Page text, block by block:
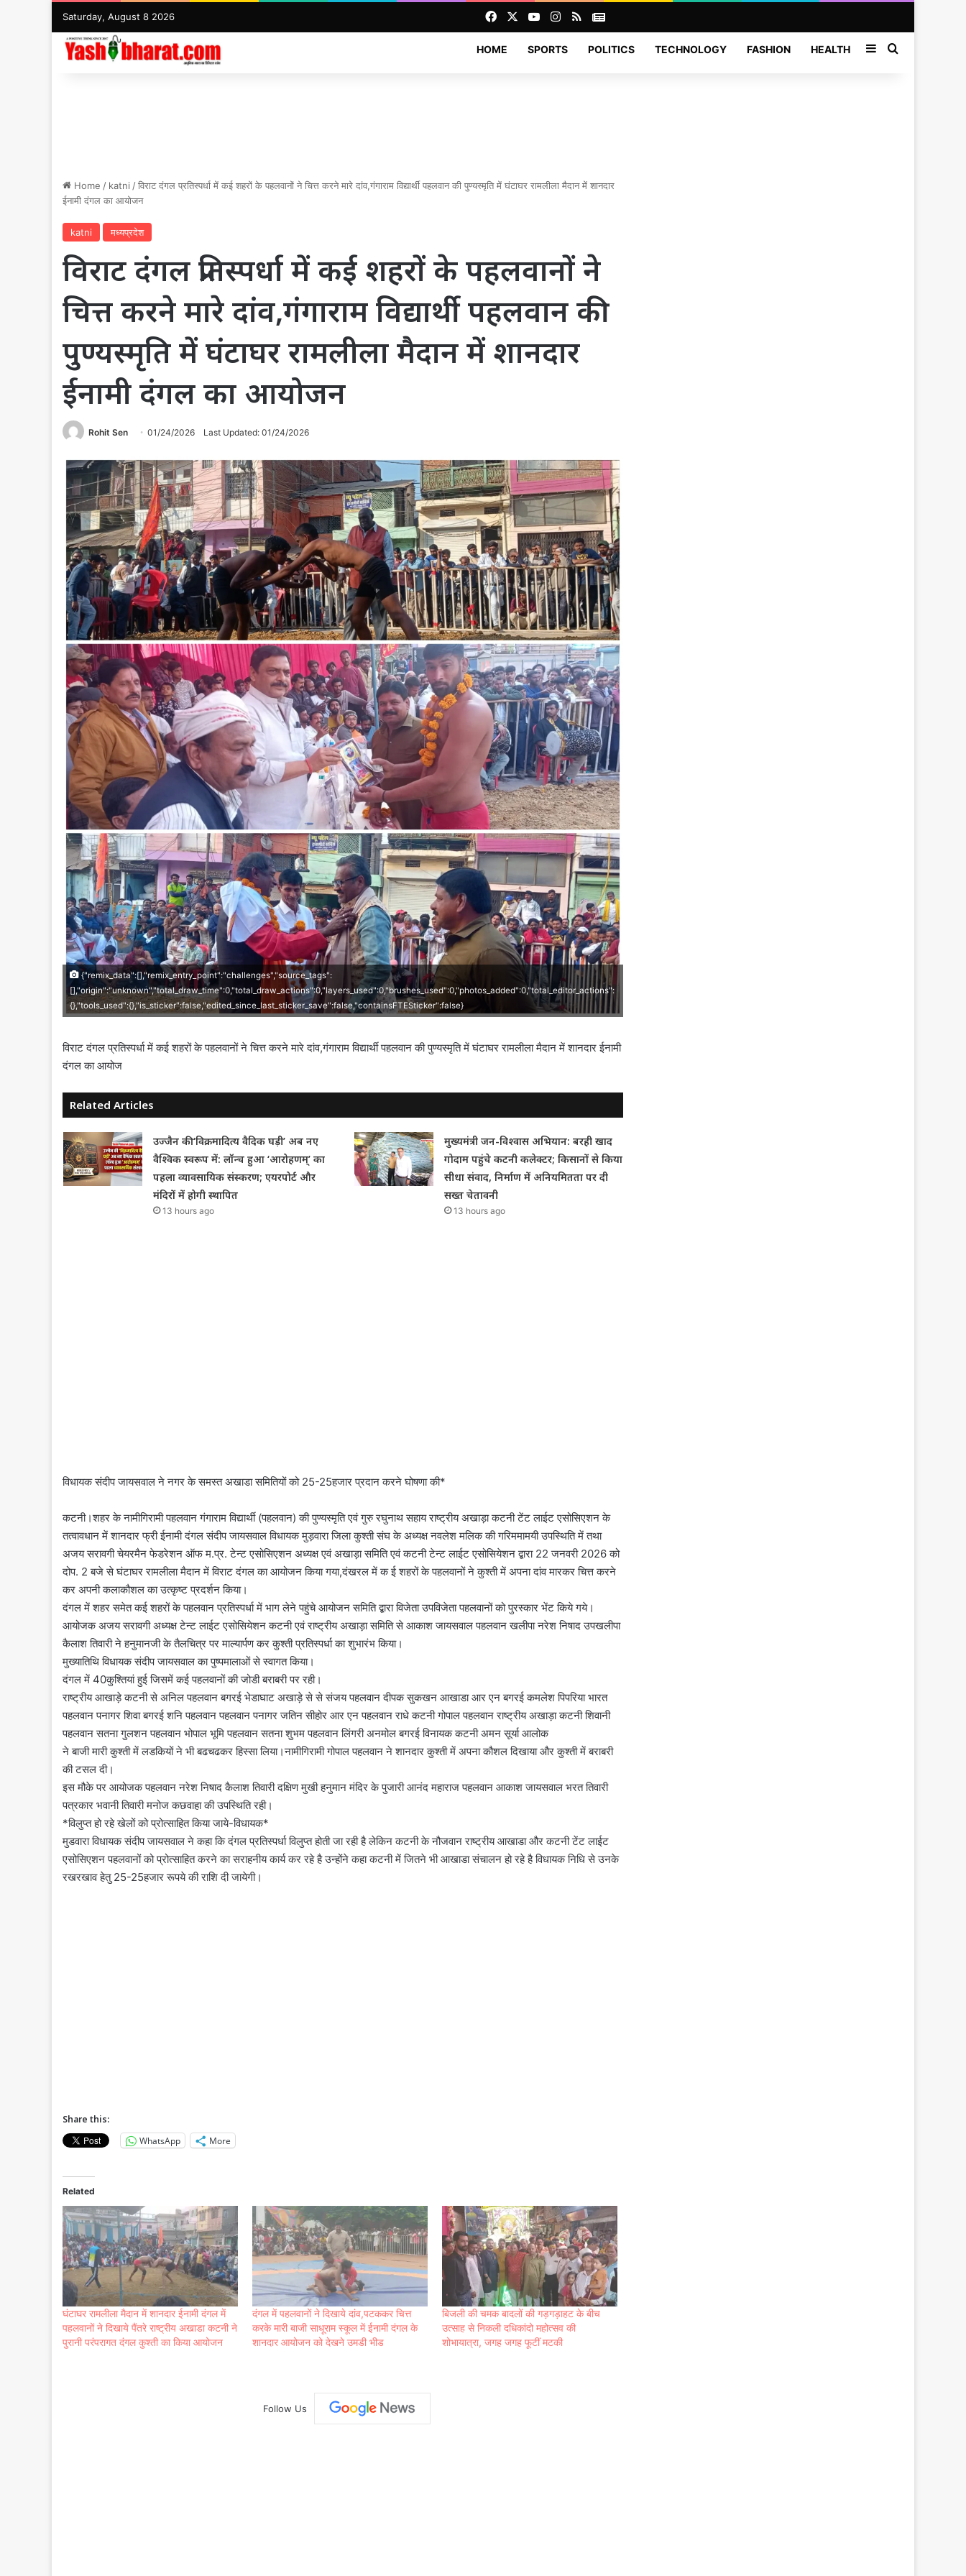
Saturday, August 8 2026 FacebookYouTubeInstagram
RSSNews
HOME SPORTS POLITICS TECHNOLOGY FASHION HEALTH SidebarSearch for
Home / katni /विराट दंगल प्रतिस्पर्धा में कई शहरों के पहलवानों ने चित्त करने मारे दांव,गंगाराम विद्यार्थी पहलवान की पुण्यस्मृति में घंटाघर रामलीला मैदान में शानदार
ईनामी दंगल का आयोजन
katni मध्यप्रदेश
विराट दंगल प्रतिस्पर्धा में कई शहरों के पहलवानों ने
चित्त करने मारे दांव,गंगाराम विद्यार्थी पहलवान की
पुण्यस्मृति में घंटाघर रामलीला मैदान में शानदार
ईनामी दंगल का आयोजन
Rohit Sen 01/24/2026 Last Updated: 01/24/2026
{"remix_data":[],"remix_entry_point":"challenges","source_tags":
[],"origin":"unknown","total_draw_time":0,"total_draw_actions":0,"layers_used":0,"brushes_used":0,"photos_added":0,"total_editor_actions":
{},"tools_used":{},"is_sticker":false,"edited_since_last_sticker_save":false,"containsFTESticker":false}
विराट दंगल प्रतिस्पर्धा में कई शहरों के पहलवानों ने चित्त करने मारे दांव,गंगाराम विद्यार्थी पहलवान की पुण्यस्मृति में घंटाघर रामलीला मैदान में शानदार ईनामी
दंगल का आयोज
Related Articles
उज्जैन की ‘विक्रमादित्य वैदिक घड़ी’ अब नए
वैश्विक स्वरूप में: लॉन्च हुआ ‘आरोहणम्’ का
पहला व्यावसायिक संस्करण; एयरपोर्ट और
मंदिरों में होगी स्थापित
13 hours ago
मुख्यमंत्री जन-विश्वास अभियान: बरही खाद
गोदाम पहुंचे कटनी कलेक्टर; किसानों से किया
सीधा संवाद, निर्माण में अनियमितता पर दी
सख्त चेतावनी
13 hours ago
विधायक संदीप जायसवाल ने नगर के समस्त अखाडा समितियों को 25-25हजार प्रदान करने घोषणा की*
कटनी।शहर के नामीगिरामी पहलवान गंगाराम विद्यार्थी (पहलवान) की पुण्यस्मृति एवं गुरु रघुनाथ सहाय राष्ट्रीय अखाड़ा कटनी टेंट लाईट एसोसिएशन के
तत्वावधान में शानदार फ्री ईनामी दंगल संदीप जायसवाल विधायक मुड़वारा जिला कुश्ती संघ के अध्यक्ष नवलेश मलिक की गरिममामयी उपस्थिति में तथा
अजय सरावगी चेयरमैन फेडरेशन ऑफ म.प्र. टेन्ट एसोसिएशन अध्यक्ष एवं अखाड़ा समिति एवं कटनी टेन्ट लाईट एसोसियेशन द्बारा 22 जनवरी 2026 को
दोप. 2 बजे से घंटाघर रामलीला मैदान में विराट दंगल का आयोजन किया गया,दंखरल में क ई शहरों के पहलवानों ने कुश्ती में अपना दांव मारकर चित्त करने
कर अपनी कलाकौशल का उत्कृष्ट प्रदर्शन किया।
दंगल में शहर समेत कई शहरों के पहलवान प्रतिस्पर्धा में भाग लेने पहुंचे आयोजन समिति द्बारा विजेता उपविजेता पहलवानों को पुरस्कार भेंट किये गये।
आयोजक अजय सरावगी अध्यक्ष टेन्ट लाईट एसोसियेशन कटनी एवं राष्ट्रीय अखाड़ा समिति से आकाश जायसवाल पहलवान खलीपा नरेश निषाद उपखलीपा
कैलाश तिवारी ने हनुमानजी के तैलचित्र पर माल्यार्पण कर कुश्ती प्रतिस्पर्धा का शुभारंभ किया।
मुख्यातिथि विधायक संदीप जायसवाल का पुष्पमालाओं से स्वागत किया।
दंगल में 40कुश्तियां हुई जिसमें कई पहलवानों की जोडी बराबरी पर रही।
राष्ट्रीय आखाड़े कटनी से अनिल पहलवान बगरई भेडाघाट अखाड़े से से संजय पहलवान दीपक सुकखन आखाडा आर एन बगरई कमलेश पिपरिया भारत
पहलवान पनागर शिवा बगरई शनि पहलवान पहलवान पनागर जतिन सीहोर आर एन पहलवान राधे कटनी गोपाल पहलवान राष्ट्रीय अखाड़ा कटनी शिवानी
पहलवान सतना गुलशन पहलवान भोपाल भूमि पहलवान सतना शुभम पहलवान लिंगरी अनमोल बगरई विनायक कटनी अमन सूर्या आलोक
ने बाजी मारी कुश्ती में लडकियों ने भी बढचढकर हिस्सा लिया।नामीगिरामी गोपाल पहलवान ने शानदार कुश्ती में अपना कौशल दिखाया और कुश्ती में बराबरी
की टसल दी।
इस मौके पर आयोजक पहलवान नरेश निषाद कैलाश तिवारी दक्षिण मुखी हनुमान मंदिर के पुजारी आनंद महाराज पहलवान आकाश जायसवाल भरत तिवारी
पत्रकार भवानी तिवारी मनोज कछवाहा की उपस्थिति रही।
*विलुप्त हो रहे खेलों को प्रोत्साहित किया जाये-विधायक*
मुडवारा विधायक संदीप जायसवाल ने कहा कि दंगल प्रतिस्पर्धा विलुप्त होती जा रही है लेकिन कटनी के नौजवान राष्ट्रीय आखाडा और कटनी टेंट लाईट
एसोसिएशन पहलवानों को प्रोत्साहित करने का सराहनीय कार्य कर रहे है उन्होंने कहा कटनी में जितने भी आखाडा संचालन हो रहे है विधायक निधि से उनके
रखरखाव हेतु 25-25हजार रूपये की राशि दी जायेगी।
Share this:
WhatsApp
More
Related
घंटाघर रामलीला मैदान में शानदार ईनामी दंगल में
पहलवानों ने दिखाये पैंतरे राष्ट्रीय अखाडा कटनी ने
पुरानी परंपरागत दंगल कुश्ती का किया आयोजन
दंगल में पहलवानों ने दिखाये दांव,पटककर चित्त
करके मारी बाजी साधूराम स्कूल में ईनामी दंगल के
शानदार आयोजन को देखने उमडी भीड
बिजली की चमक बादलों की गड़गड़ाहट के बीच
उत्साह से निकली दधिकांदो महोत्सव की
शोभायात्रा, जगह जगह फूटीं मटकी
Follow Us